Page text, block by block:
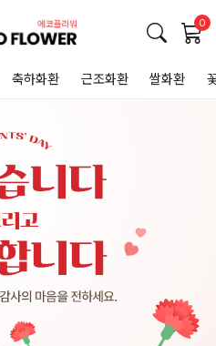
0
축하화환 근조화환 쌀화환